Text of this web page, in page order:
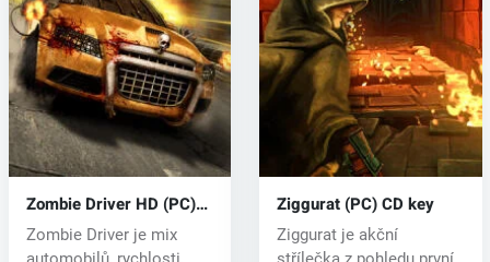
Zombie Driver HD (PC)
CD key
Zombie Driver je mix
Ziggurat (PC) CD key
Ziggurat je akční